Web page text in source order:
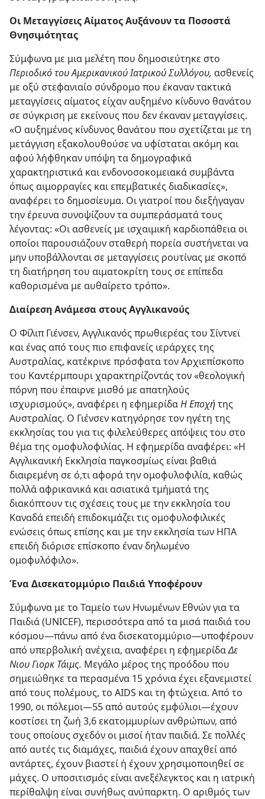
Οι Μεταγγίσεις Αίματος Αυξάνουν τα Ποσοστά
Θνησιμότητας
Σύμφωνα με μια μελέτη που δημοσιεύτηκε στο
Περιοδικό του Αμερικανικού Ιατρικού Συλλόγου, ασθενείς
με οξύ στεφανιαίο σύνδρομο που έκαναν τακτικά
μεταγγίσεις αίματος είχαν αυξημένο κίνδυνο θανάτου
σε σύγκριση με εκείνους που δεν έκαναν μεταγγίσεις.
«Ο αυξημένος κίνδυνος θανάτου που σχετίζεται με τη
μετάγγιση εξακολουθούσε να υφίσταται ακόμη και
αφού λήφθηκαν υπόψη τα δημογραφικά
χαρακτηριστικά και ενδονοσοκομειακά συμβάντα
όπως αιμορραγίες και επεμβατικές διαδικασίες»,
αναφέρει το δημοσίευμα. Οι γιατροί που διεξήγαγαν
την έρευνα συνοψίζουν τα συμπεράσματά τους
λέγοντας: «Οι ασθενείς με ισχαιμική καρδιοπάθεια οι
οποίοι παρουσιάζουν σταθερή πορεία συστήνεται να
μην υποβάλλονται σε μεταγγίσεις ρουτίνας με σκοπό
τη διατήρηση του αιματοκρίτη τους σε επίπεδα
καθορισμένα με αυθαίρετο τρόπο».
Διαίρεση Ανάμεσα στους Αγγλικανούς
Ο Φίλιπ Γιένσεν, Αγγλικανός πρωθιερέας του Σίντνεϊ
και ένας από τους πιο επιφανείς ιεράρχες της
Αυστραλίας, κατέκρινε πρόσφατα τον Αρχιεπίσκοπο
του Καντέρμπουρι χαρακτηρίζοντάς τον «θεολογική
πόρνη που έπαιρνε μισθό με απατηλούς
ισχυρισμούς», αναφέρει η εφημερίδαΗ Εποχήτης
Αυστραλίας. Ο Γιένσεν κατηγόρησε τον ηγέτη της
εκκλησίας του για τις φιλελεύθερες απόψεις του στο
θέμα της ομοφυλοφιλίας. Η εφημερίδα αναφέρει: «Η
Αγγλικανική Εκκλησία παγκοσμίως είναι βαθιά
διαιρεμένη σε ό,τι αφορά την ομοφυλοφιλία, καθώς
πολλά αφρικανικά και ασιατικά τμήματά της
διακόπτουν τις σχέσεις τους με την εκκλησία του
Καναδά επειδή επιδοκιμάζει τις ομοφυλοφιλικές
ενώσεις όπως επίσης και με την εκκλησία των ΗΠΑ
επειδή διόρισε επίσκοπο έναν δηλωμένο
ομοφυλόφιλο».
Ένα Δισεκατομμύριο Παιδιά Υποφέρουν
Σύμφωνα με το Ταμείο των Ηνωμένων Εθνών για τα
Παιδιά (UNICEF), περισσότερα από τα μισά παιδιά του
κόσμου​—πάνω από ένα δισεκατομμύριο—​υποφέρουν
από υπερβολική ανέχεια, αναφέρει η εφημερίδαΔε
Νιου Γιορκ Τάιμς. Μεγάλο μέρος της προόδου που
σημειώθηκε τα περασμένα 15 χρόνια έχει εξανεμιστεί
από τους πολέμους, το AIDS και τη φτώχεια. Από το
1990, οι πόλεμοι​—55 από αυτούς εμφύλιοι—​έχουν
κοστίσει τη ζωή 3,6 εκατομμυρίων ανθρώπων, από
τους οποίους σχεδόν οι μισοί ήταν παιδιά. Σε πολλές
από αυτές τις διαμάχες, παιδιά έχουν απαχθεί από
αντάρτες, έχουν βιαστεί ή έχουν χρησιμοποιηθεί σε
μάχες. Ο υποσιτισμός είναι ανεξέλεγκτος και η ιατρική
περίθαλψη είναι συνήθως ανύπαρκτη. Ο αριθμός των